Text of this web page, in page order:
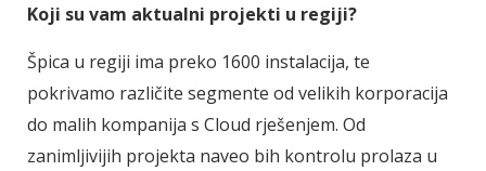
Koji su vam aktualni projekti u regiji?
Špica u regiji ima preko 1600 instalacija, te
pokrivamo različite segmente od velikih korporacija
do malih kompanija s Cloud rješenjem. Od
zanimljivijih projekta naveo bih kontrolu prolaza u